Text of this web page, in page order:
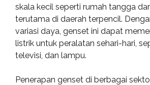
skala kecil seperti rumah tangga
terutama di daerah terpencil.
variasi daya, genset ini dapat
listrik untuk peralatan sehari-hari,
televisi, dan lampu.
Penerapan genset di berbagai